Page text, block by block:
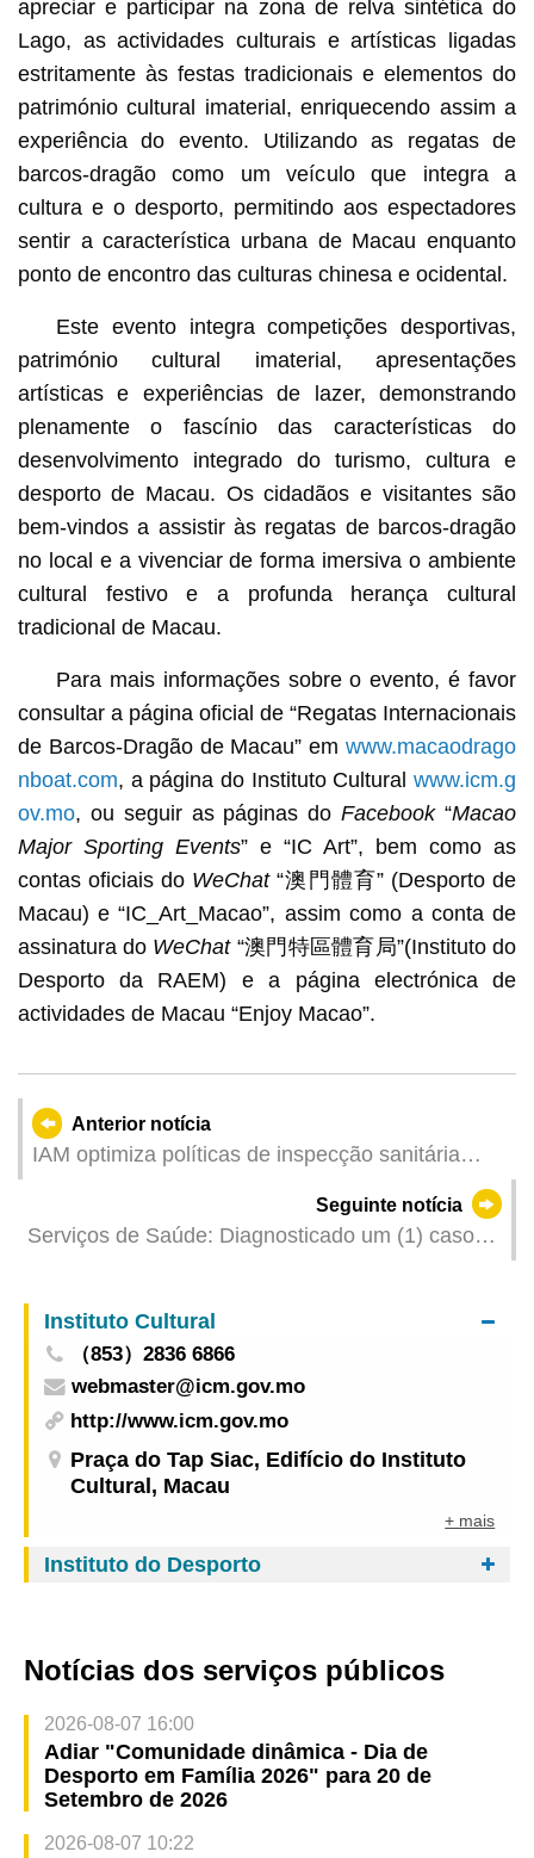
apreciar e participar na zona de relva sintética do
Lago, as actividades culturais e artísticas ligadas
estritamente às festas tradicionais e elementos do
património cultural imaterial, enriquecendo assim a
experiência do evento. Utilizando as regatas de
barcos-dragão como um veículo que integra a
cultura e o desporto, permitindo aos espectadores
sentir a característica urbana de Macau enquanto
ponto de encontro das culturas chinesa e ocidental.
Este evento integra competições desportivas,
património cultural imaterial, apresentações
artísticas e experiências de lazer, demonstrando
plenamente o fascínio das características do
desenvolvimento integrado do turismo, cultura e
desporto de Macau. Os cidadãos e visitantes são
bem-vindos a assistir às regatas de barcos-dragão
no local e a vivenciar de forma imersiva o ambiente
cultural festivo e a profunda herança cultural
tradicional de Macau.
Para mais informações sobre o evento, é favor
consultar a página oficial de “Regatas Internacionais
de Barcos-Dragão de Macau” emwww.macaodrago
nboat.com, a página do Instituto Culturalwww.icm.g
ov.mo, ou seguir as páginas doFacebook“Macao
Major Sporting Events” e “IC Art”, bem como as
contas oficiais do WeChat“澳門體育” (Desporto de
Macau) e “IC_Art_Macao”, assim como a conta de
assinatura do WeChat “澳門特區體育局”(Instituto do
Desporto da RAEM) e a página electrónica de
actividades de Macau “Enjoy Macao”.
Anterior notícia
IAM optimiza políticas de inspecção sanitária
quarentena obrigatória a partir de 12 de Junho
Seguinte notícia
Serviços de Saúde: Diagnosticado um (1) caso
Instituto Cultural
（853）2836 6866
webmaster@icm.gov.mo
http://www.icm.gov.mo
Praça do Tap Siac, Edifício do Instituto
Cultural, Macau
+ mais
Instituto do Desporto
Notícias dos serviços públicos
2026-08-07 16:00
Adiar "Comunidade dinâmica - Dia de
Desporto em Família 2026" para 20 de
Setembro de 2026
2026-08-07 10:22